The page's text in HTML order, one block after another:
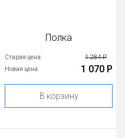
Полка
Старая цена: 1 284 Р
Новая цена: 1 070 Р
В корзину